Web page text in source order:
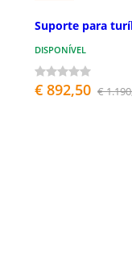
Suporte para
DISPONÍVEL
€ 892,50 €